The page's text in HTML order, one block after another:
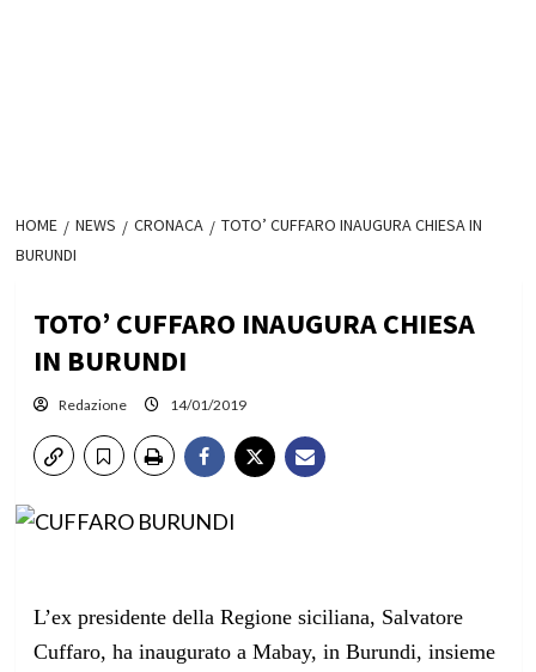
HOME NEWS CRONACA
TOTO’ CUFFARO INAUGURA CHIESA IN
BURUNDI
TOTO’ CUFFARO INAUGURA CHIESA
IN BURUNDI
Redazione 14/01/2019
L’ex presidente della Regione siciliana, Salvatore
Cuffaro, ha inaugurato a Mabay, in Burundi, insieme